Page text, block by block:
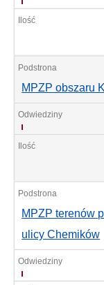
28
MPZP obszaru
98
MPZP terenów
ulicy Chemików
32